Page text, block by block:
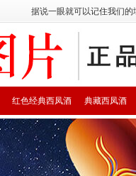
据说一眼就可以记住我们
典藏西凤酒
红色经典西凤酒